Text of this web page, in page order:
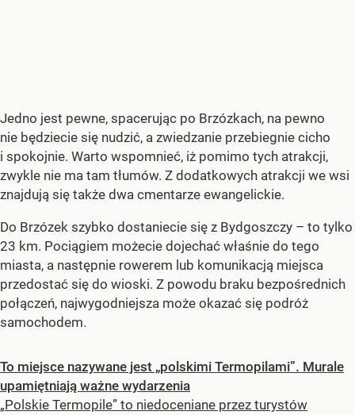
Jedno jest pewne, spacerując po Brzózkach, na pewno
nie będziecie się nudzić, a zwiedzanie przebiegnie cicho
i spokojnie. Warto wspomnieć, iż pomimo tych atrakcji,
zwykle nie ma tam tłumów. Z dodatkowych atrakcji we wsi
znajdują się także dwa cmentarze ewangelickie.
Do Brzózek szybko dostaniecie się z Bydgoszczy – to tylko
23 km. Pociągiem możecie dojechać właśnie do tego
miasta, a następnie rowerem lub komunikacją miejsca
przedostać się do wioski. Z powodu braku bezpośrednich
połączeń, najwygodniejsza może okazać się podróż
samochodem.
To miejsce nazywane jest „polskimi Termopilami”. Murale
upamiętniają ważne wydarzenia
„Polskie Termopile” to niedoceniane przez turystów